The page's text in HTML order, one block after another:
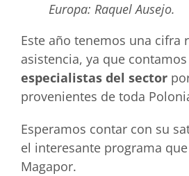
Europa: Raquel Ausejo.
Este año tenemos una cifra
asistencia, ya que
especialistas del sector
provenientes de toda
Esperamos contar con su
el interesante programa
Magapor.